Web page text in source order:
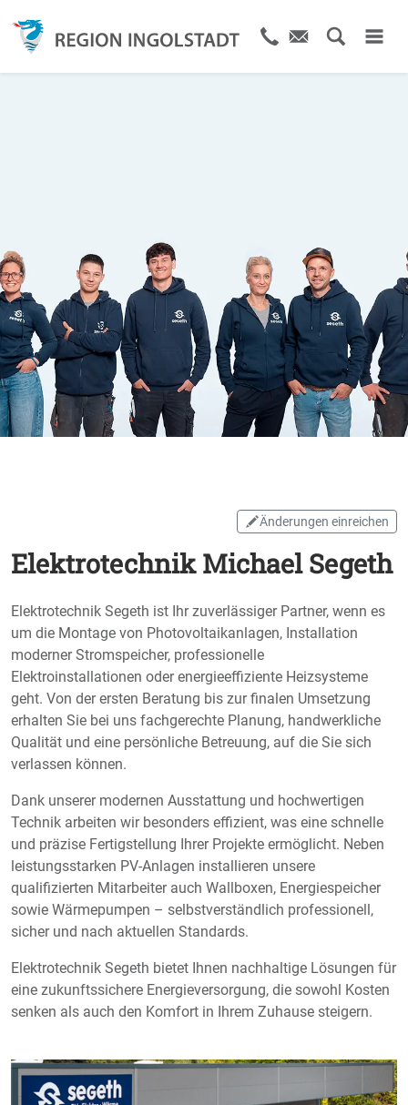
Änderungen einreichen
Elektrotechnik Michael Segeth
Elektrotechnik Segeth ist Ihr zuverlässiger Partner, wenn es
um die Montage von Photovoltaikanlagen, Installation
moderner Stromspeicher, professionelle
Elektroinstallationen oder energieeffiziente Heizsysteme
geht. Von der ersten Beratung bis zur finalen Umsetzung
erhalten Sie bei uns fachgerechte Planung, handwerkliche
Qualität und eine persönliche Betreuung, auf die Sie sich
verlassen können.
Dank unserer modernen Ausstattung und hochwertigen
Technik arbeiten wir besonders effizient, was eine schnelle
und präzise Fertigstellung Ihrer Projekte ermöglicht. Neben
leistungsstarken PV-Anlagen installieren unsere
qualifizierten Mitarbeiter auch Wallboxen, Energiespeicher
sowie Wärmepumpen – selbstverständlich professionell,
sicher und nach aktuellen Standards.
Elektrotechnik Segeth bietet Ihnen nachhaltige Lösungen für
eine zukunftssichere Energieversorgung, die sowohl Kosten
senken als auch den Komfort in Ihrem Zuhause steigern.